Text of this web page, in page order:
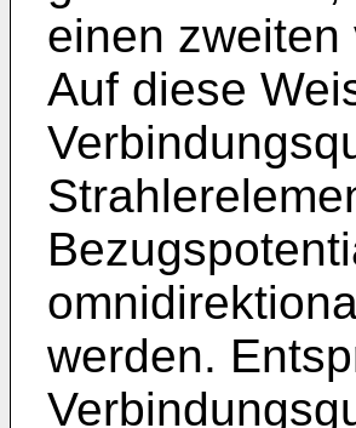
einen
Auf diese
werden.